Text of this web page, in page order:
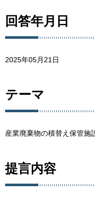
回答年月日
2025年05月21日
テーマ
産業廃棄物の積替え保管施
提言内容